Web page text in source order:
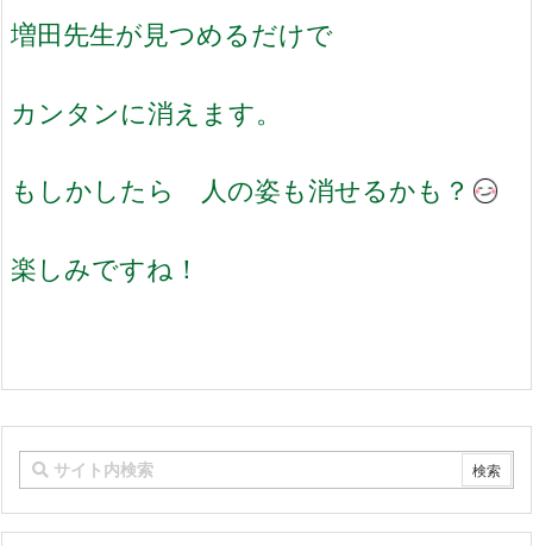
増田先生が見つめるだけで
カンタンに消えます。
もしかしたら 人の姿も消せるかも？
楽しみですね！